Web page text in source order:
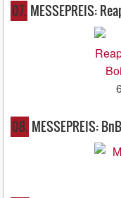
07. MESSEPREIS:
08. MESSEPREIS: